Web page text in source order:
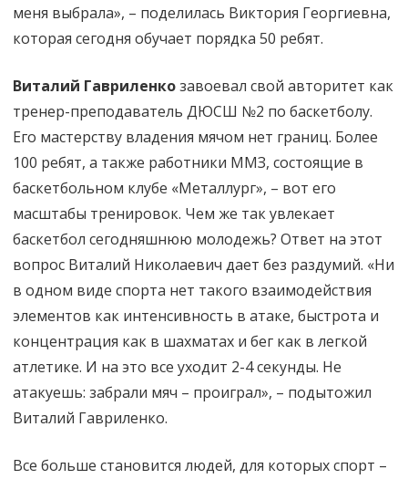
меня выбрала», – поделилась Виктория Георгиевна,
которая сегодня обучает порядка 50 ребят.
Виталий Гавриленкозавоевал свой авторитет как
тренер-преподаватель ДЮСШ №2 по баскетболу.
Его мастерству владения мячом нет границ. Более
100 ребят, а также работники ММЗ, состоящие в
баскетбольном клубе «Металлург», – вот его
масштабы тренировок. Чем же так увлекает
баскетбол сегодняшнюю молодежь? Ответ на этот
вопрос Виталий Николаевич дает без раздумий. «Ни
в одном виде спорта нет такого взаимодействия
элементов как интенсивность в атаке, быстрота и
концентрация как в шахматах и бег как в легкой
атлетике. И на это все уходит 2-4 секунды. Не
атакуешь: забрали мяч – проиграл», – подытожил
Виталий Гавриленко.
Все больше становится людей, для которых спорт –